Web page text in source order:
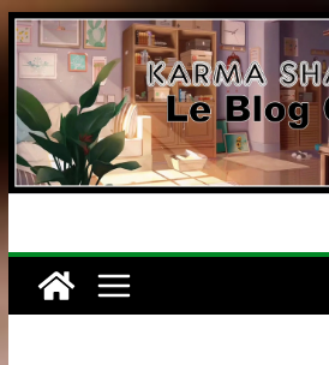
Passer
au
contenu